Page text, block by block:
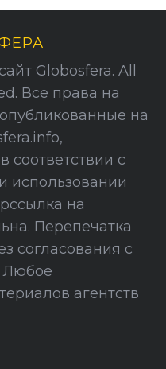
Globosfera. All
Все права на
на
соответствии с
использовании
на
Перепечатка
согласования с
Любое
агентств